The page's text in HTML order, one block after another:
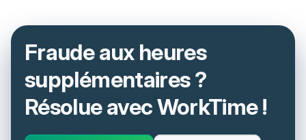
Fraude aux heures
supplémentaires ?
Résolue avec WorkTime !